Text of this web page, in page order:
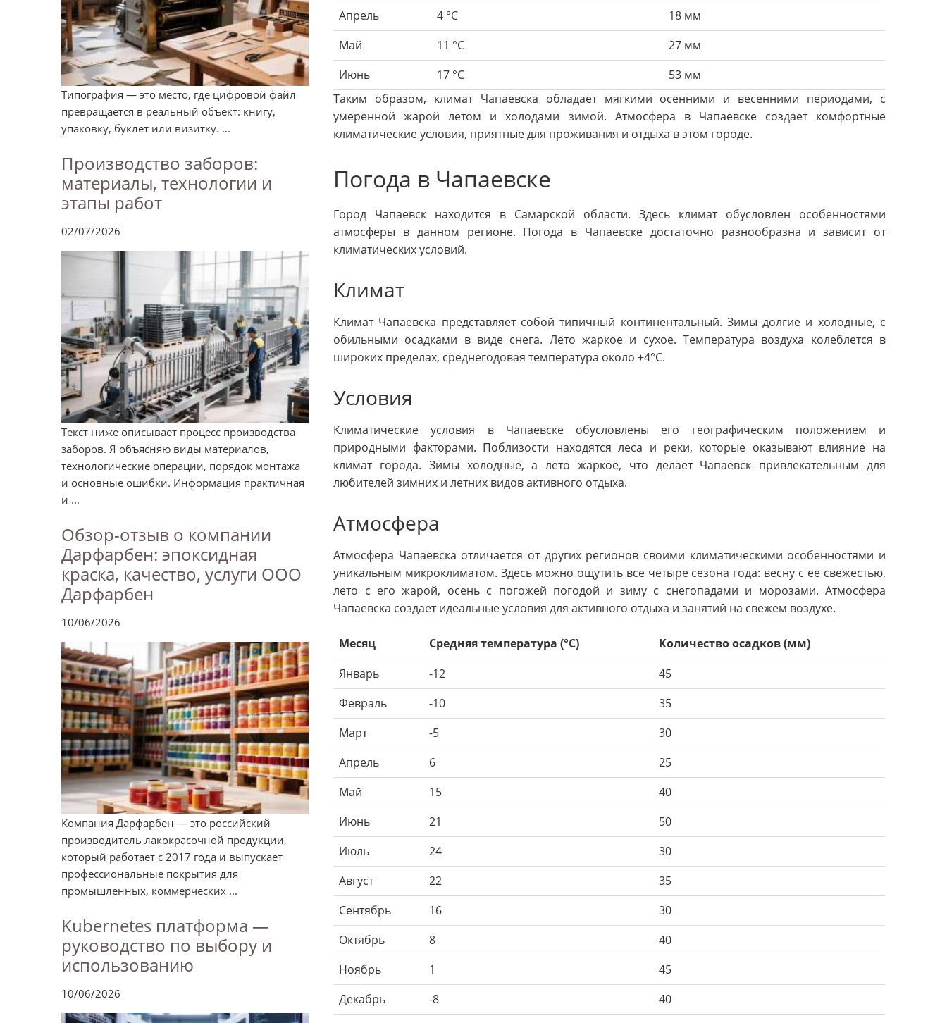
Типография — это место, где цифровой файл
превращается в реальный объект: книгу,
упаковку, буклет или визитку. ...
Производство заборов:
материалы, технологии и
этапы работ
02/07/2026
Текст ниже описывает процесс производства
заборов. Я объясняю виды материалов,
технологические операции, порядок монтажа
и основные ошибки. Информация практичная
и ...
Обзор-отзыв о компании
Дарфарбен: эпоксидная
краска, качество, услуги ООО
Дарфарбен
10/06/2026
Компания Дарфарбен — это российский
производитель лакокрасочной продукции,
который работает с 2017 года и выпускает
профессиональные покрытия для
промышленных, коммерческих ...
Kubernetes платформа —
руководство по выбору и
использованию
10/06/2026
Апрель
4 °C
18 мм
Май
11 °C
27 мм
Июнь
17 °C
53 мм
Таким образом, климат Чапаевска обладает мягкими осенними и весенними периодами, с
умеренной жарой летом и холодами зимой. Атмосфера в Чапаевске создает комфортные
климатические условия, приятные для проживания и отдыха в этом городе.
Погода в Чапаевске
Город Чапаевск находится в Самарской области. Здесь климат обусловлен особенностями
атмосферы в данном регионе. Погода в Чапаевске достаточно разнообразна и зависит от
климатических условий.
Климат
Климат Чапаевска представляет собой типичный континентальный. Зимы долгие и холодные, с
обильными осадками в виде снега. Лето жаркое и сухое. Температура воздуха колеблется в
широких пределах, среднегодовая температура около +4°C.
Условия
Климатические условия в Чапаевске обусловлены его географическим положением и
природными факторами. Поблизости находятся леса и реки, которые оказывают влияние на
климат города. Зимы холодные, а лето жаркое, что делает Чапаевск привлекательным для
любителей зимних и летних видов активного отдыха.
Атмосфера
Атмосфера Чапаевска отличается от других регионов своими климатическими особенностями и
уникальным микроклиматом. Здесь можно ощутить все четыре сезона года: весну с ее свежестью,
лето с его жарой, осень с погожей погодой и зиму с снегопадами и морозами. Атмосфера
Чапаевска создает идеальные условия для активного отдыха и занятий на свежем воздухе.
Месяц Средняя температура (°C)
Количество осадков (мм)
Январь
-12
45
Февраль
-10
35
Март
-5
30
Апрель
6
25
Май
15
40
Июнь
21
50
Июль
24
30
Август
22
35
Сентябрь
16
30
Октябрь
8
40
Ноябрь
1
45
Декабрь
-8 40